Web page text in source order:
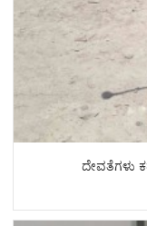
ದೇವತೆಗಳು